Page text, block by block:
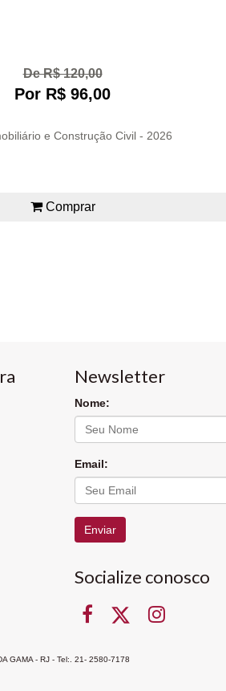
De R$ 120,00
Por R$ 96,00
e Construção Civil - 2026
Comprar
Newsletter
Nome:
Email:
Enviar
Socialize conosco
GAMA - RJ - Tel:. 21- 2580-7178